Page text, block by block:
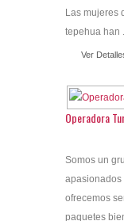
Las mujeres
tepehua han
Ver
Operadora
Somos un
apasionados
ofrecemos
paquetes